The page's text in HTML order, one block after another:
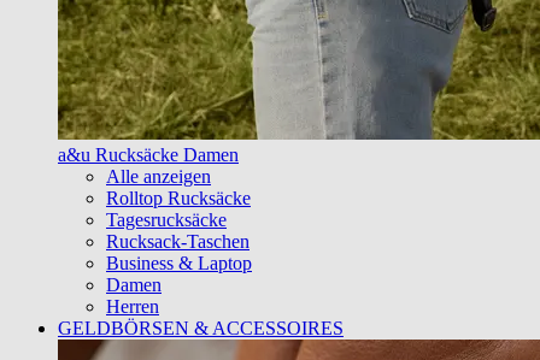
a&u Rucksäcke Damen
Alle anzeigen
Rolltop Rucksäcke
Tagesrucksäcke
Rucksack-Taschen
Business & Laptop
Damen
Herren
GELDBÖRSEN & ACCESSOIRES